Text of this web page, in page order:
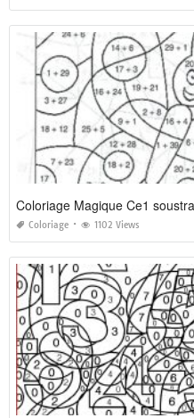
Coloriage Magique Ce1
Coloriage 1102 Views